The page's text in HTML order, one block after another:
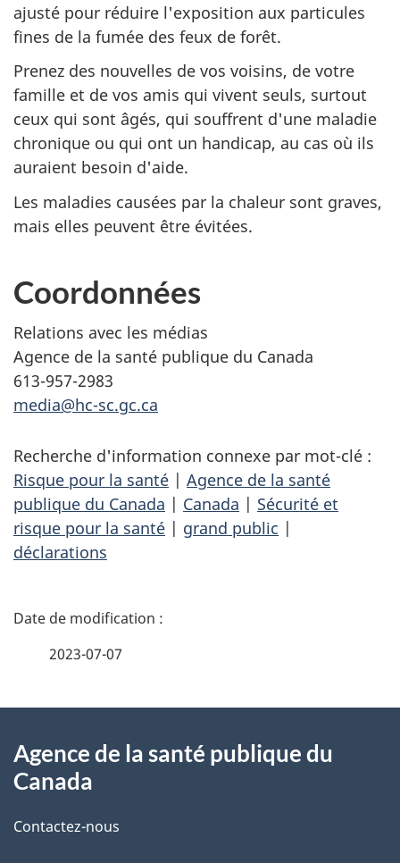
ajusté pour réduire l'exposition aux particules
fines de la fumée des feux de forêt.
Prenez des nouvelles de vos voisins, de votre
famille et de vos amis qui vivent seuls, surtout
ceux qui sont âgés, qui souffrent d'une maladie
chronique ou qui ont un handicap, au cas où ils
auraient besoin d'aide.
Les maladies causées par la chaleur sont graves,
mais elles peuvent être évitées.
Coordonnées
Relations avec les médias
Agence de la santé publique du Canada
613-957-2983
media@hc-sc.gc.ca
Recherche d'information connexe par mot-clé :
Risque pour la santé | Agence de la santé
publique du Canada | Canada | Sécurité et
risque pour la santé | grand public |
déclarations
D
i
s
2023-07-07
propos
ce
Agence de la santé publique du
Canada
Contactez-nous